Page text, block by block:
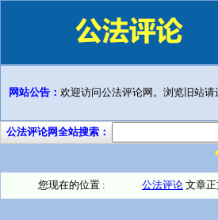
网站公告： 欢迎访问公法评论网。浏览旧站请
公法评论网全站搜索：
您现在的位置 : 公法评论 文章正